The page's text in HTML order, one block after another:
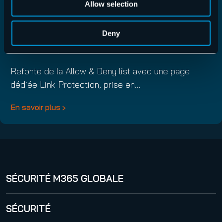
Allow selection
Deny
Refonte de la Allow & Deny list avec une page
dédiée Link Protection, prise en…
En savoir plus
SÉCURITÉ M365 GLOBALE
365 Total Protection
SÉCURITÉ